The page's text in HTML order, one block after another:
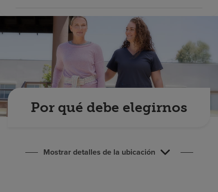
Buscar un centro
Pagar mi factura
Por qué debe elegirnos
Mostrar detalles de la ubicación